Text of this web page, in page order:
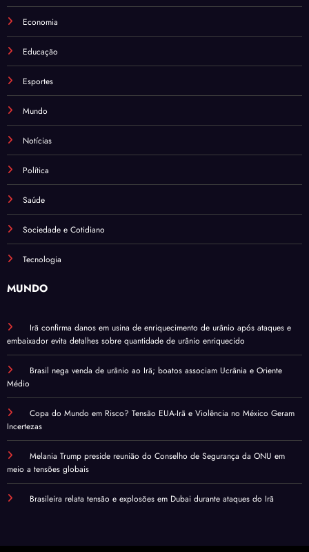
Economia
Educação
Esportes
Mundo
Notícias
Política
Saúde
Sociedade e Cotidiano
Tecnologia
MUNDO
Irã confirma danos em usina de enriquecimento de urânio após ataques e
embaixador evita detalhes sobre quantidade de urânio enriquecido
Brasil nega venda de urânio ao Irã; boatos associam Ucrânia e Oriente
Médio
Copa do Mundo em Risco? Tensão EUA-Irã e Violência no México Geram
Incertezas
Melania Trump preside reunião do Conselho de Segurança da ONU em
meio a tensões globais
Brasileira relata tensão e explosões em Dubai durante ataques do Irã